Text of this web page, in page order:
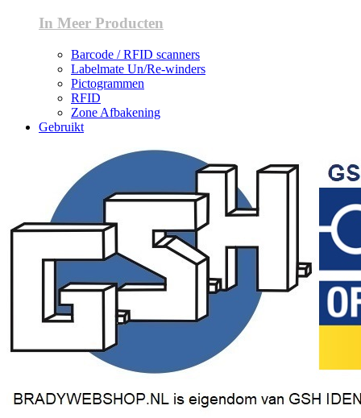
In Meer Producten
Barcode / RFID scanners
Labelmate Un/Re-winders
Pictogrammen
RFID
Zone Afbakening
Gebruikt